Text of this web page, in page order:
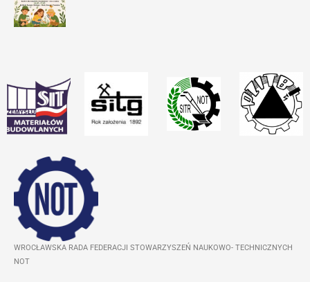
WROCŁAWSKA RADA FEDERACJI STOWARZYSZEŃ NAUKOWO- TECHNICZNYCH
NOT